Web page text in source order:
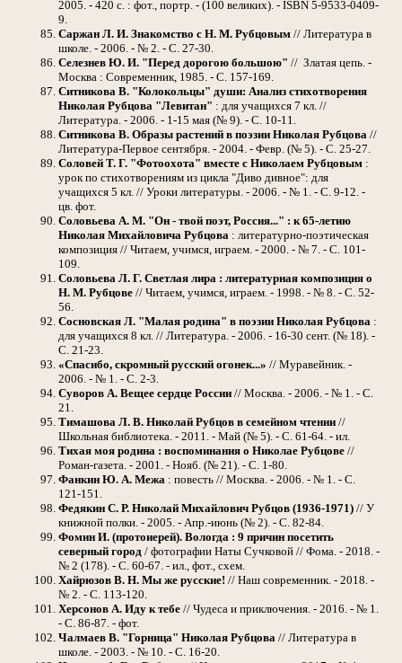
2005. - 420 с. : фот., портр. - (100 великих). - ISBN 5-9533-0409-
9.
Саржан Л. И. Знакомство с Н. М. Рубцовым // Литература в
школе. - 2006. - № 2. - С. 27-30.
Селезнев Ю. И. "Перед дорогою большою" // Златая цепь. -
Москва : Современник, 1985. - С. 157-169.
Ситникова В. "Колокольцы" души: Анализ стихотворения
Николая Рубцова "Левитан" : для учащихся 7 кл. //
Литература. - 2006. - 1-15 мая (№ 9). - С. 10-11.
Ситникова В. Образы растений в поэзии Николая Рубцова //
Литература-Первое сентября. - 2004. - Февр. (№ 5). - С. 25-27.
Соловей Т. Г. "Фотоохота" вместе с Николаем Рубцовым :
урок по стихотворениям из цикла "Диво дивное": для
учащихся 5 кл. // Уроки литературы. - 2006. - № 1. - С. 9-12. -
цв. фот.
Соловьева А. М. "Он - твой поэт, Россия..." : к 65-летию
Николая Михайловича Рубцова : литературно-поэтическая
композиция // Читаем, учимся, играем. - 2000. - № 7. - С. 101-
109.
Соловьева Л. Г. Светлая лира : литературная композиция о
Н. М. Рубцове // Читаем, учимся, играем. - 1998. - № 8. - С. 52-
56.
Сосновская Л. "Малая родина" в поэзии Николая Рубцова :
для учащихся 8 кл. // Литература. - 2006. - 16-30 сент. (№ 18). -
С. 21-23.
«Спасибо, скромный русский огонек...» // Муравейник. -
2006. - № 1. - С. 2-3.
Суворов А. Вещее сердце России // Москва. - 2006. - № 1. - С.
21.
Тимашова Л. В. Николай Рубцов в семейном чтении //
Школьная библиотека. - 2011. - Май (№ 5). - С. 61-64. - ил.
Тихая моя родина : воспоминания о Николае Рубцове //
Роман-газета. - 2001. - Нояб. (№ 21). - С. 1-80.
Фанкин Ю. А. Межа : повесть // Москва. - 2006. - № 1. - С.
121-151.
Федякин С. Р. Николай Михайлович Рубцов (1936-1971) // У
книжной полки. - 2005. - Апр.-июнь (№ 2). - С. 82-84.
Фомин И. (протоиерей). Вологда : 9 причин посетить
северный город / фотографии Наты Сучковой // Фома. - 2018. -
№ 2 (178). - С. 60-67. - ил., фот., схем.
Хайрюзов В. Н. Мы же русские! // Наш современник. - 2018. -
№ 2. - С. 113-120.
Херсонов А. Иду к тебе // Чудеса и приключения. - 2016. - № 1.
- С. 86-87. - фот.
Чалмаев В. "Горница" Николая Рубцова // Литература в
школе. - 2003. - № 10. - С. 16-20.